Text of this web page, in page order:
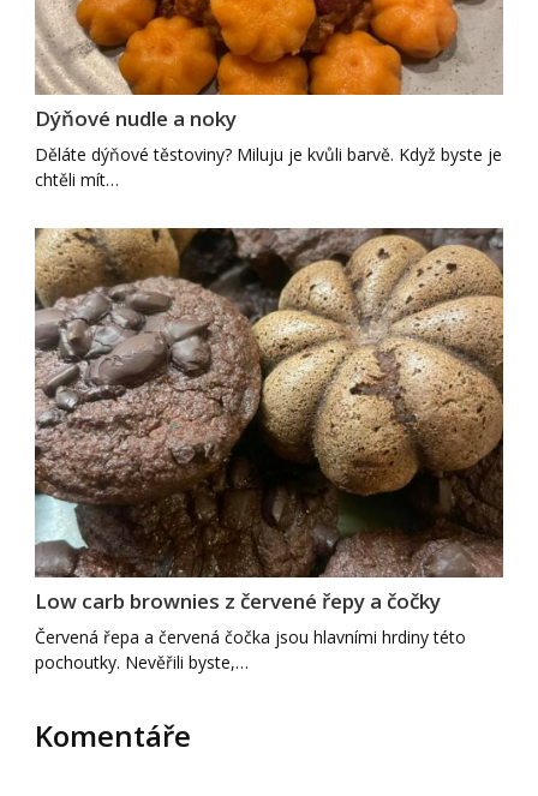
Dýňové nudle a noky
Děláte dýňové těstoviny? Miluju je kvůli barvě. Když byste je
chtěli mít…
Low carb brownies z červené řepy a čočky
Červená řepa a červená čočka jsou hlavními hrdiny této
pochoutky. Nevěřili byste,…
Komentáře